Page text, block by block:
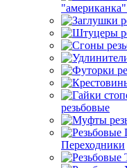
резьбовые
Переходники